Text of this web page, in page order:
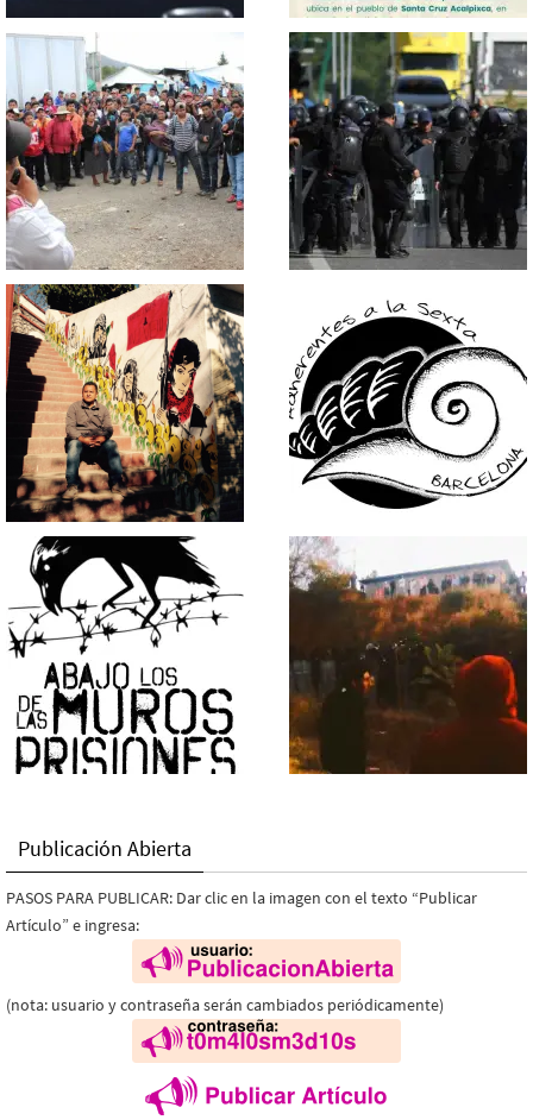
Publicación Abierta
PASOS PARA PUBLICAR: Dar clic en la imagen con el texto “Publicar
Artículo” e ingresa:
(nota: usuario y contraseña serán cambiados periódicamente)